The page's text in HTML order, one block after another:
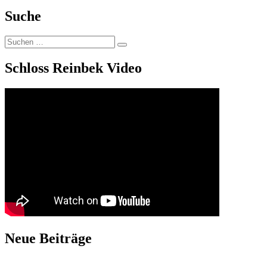
Suche
Suchen
nach:
Suchen
Schloss Reinbek Video
Neue Beiträge